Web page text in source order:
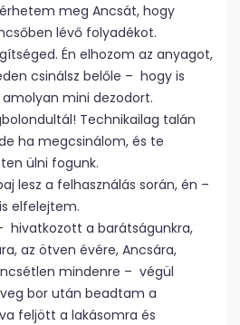
meg Ancsát, hogy
lévő folyadékot.
Én elhozom az anyagot,
csinálsz belőle – hogy is
mini dezodort.
Technikailag talán
ha megcsinálom, és te
ülni fogunk.
lesz a felhasználás során, én –
elfelejtem.
hivatkozott a barátságunkra,
az ötven évére, Ancsára,
mindenre – végül
bor után beadtam a
feljött a lakásomra és